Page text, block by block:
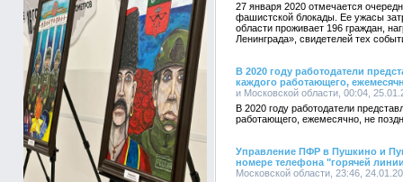
27 января 2020 отмечается
фашистской блокады. Ее ужасы
области проживает 196 граждан,
Ленинграда», свидетелей тех
В 2020 году работодатели
каждого работающего,
и Московской области, 00:04,
В 2020 году работодатели
работающего, ежемесячно, не
Управление ПФР в Пушкино и
номере телефона "горячей
Московской области, 23:46,